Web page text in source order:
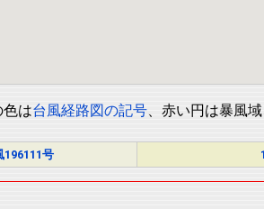
は台風経路図の記号、赤い円は暴風
196111号